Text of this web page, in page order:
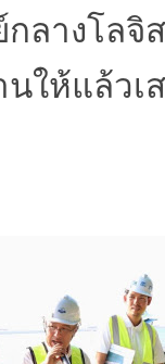
ลางโลจิ
ให้แล้ว